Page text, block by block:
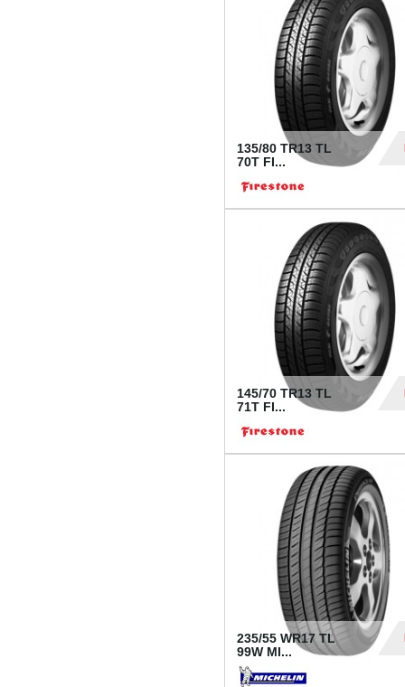
135/80 TR13 TL
70T FI...
145/70 TR13 TL
71T FI...
235/55 WR17 TL
99W MI...